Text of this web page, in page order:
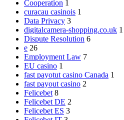
Cooperation 1
curacau casinois 1
Data Privacy 3
digitalcamera-shopping.co.uk 1
Dispute Resolution 6
e 26
Employment Law 7
EU casino 1
fast payotut casino Canada 1
fast payout casino 2
Felicebet 8
Felicebet DE 2
Felicebet ES 3